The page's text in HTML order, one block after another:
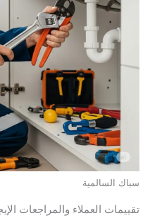
سباك السالمية
تقييمات العملاء والمراجعات